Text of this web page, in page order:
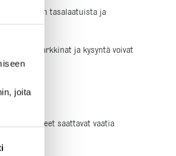
joita
joka on tasalaatuista ja
markkinat ja kysyntä voivat
käyttökohteet saattavat vaatia